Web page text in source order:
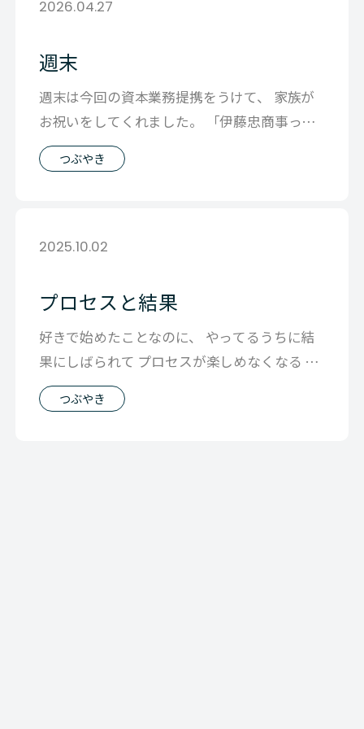
2026.04.27
週末
週末は今回の資本業務提携をうけて、 家族が
お祝いをしてくれました。 「伊藤忠商事って
どういう会社なの？」 と子供に聞かれ
つぶやき
2025.10.02
プロセスと結果
好きで始めたことなのに、 やってるうちに結
果にしばられて プロセスが楽しめなくなる そ
んなプロセスと結果の関係性について
つぶやき